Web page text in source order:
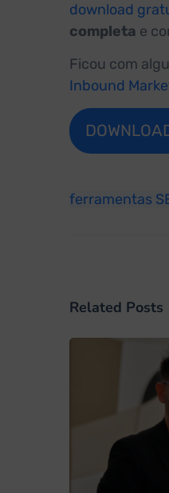
download
completa e
Ficou com
Inbound
ferramentas
Related Posts